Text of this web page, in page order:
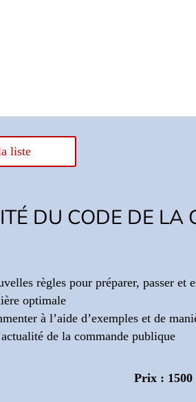
liste
DU CODE DE
règles pour préparer, passer et
optimale
à l’aide d’exemples et de
de la commande publique
Prix : 1500